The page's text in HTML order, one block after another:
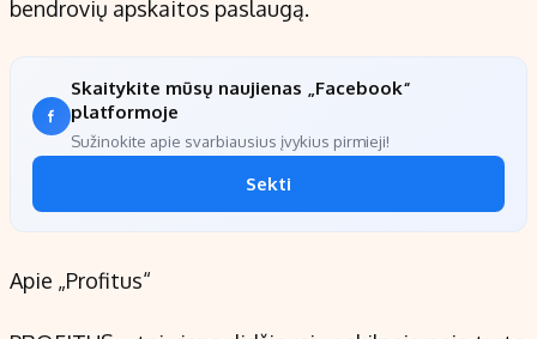
bendrovių apskaitos paslaugą.
Skaitykite mūsų naujienas „Facebook“
platformoje
Sužinokite apie svarbiausius įvykius pirmieji!
Sekti
Apie „Profitus“